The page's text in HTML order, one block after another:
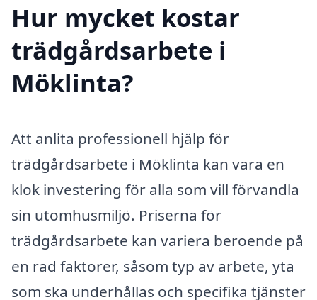
Hur mycket kostar
trädgårdsarbete i
Möklinta?
Att anlita professionell hjälp för
trädgårdsarbete i Möklinta kan vara en
klok investering för alla som vill förvandla
sin utomhusmiljö. Priserna för
trädgårdsarbete kan variera beroende på
en rad faktorer, såsom typ av arbete, yta
som ska underhållas och specifika tjänster